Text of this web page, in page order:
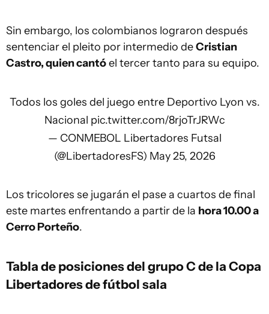
Sin embargo, los colombianos lograron después
sentenciar el pleito por intermedio deCristian
Castro, quien cantóel tercer tanto para su equipo.
Todos los goles del juego entre Deportivo Lyon vs.
Nacional pic.twitter.com/8rjoTrJRWc
— CONMEBOL Libertadores Futsal
(@LibertadoresFS) May 25, 2026
Los tricolores se jugarán el pase a cuartos de final
este martes enfrentando a partir de la hora 10.00 a
Cerro Porteño.
Tabla de posiciones del grupo C de la Copa
Libertadores de fútbol sala